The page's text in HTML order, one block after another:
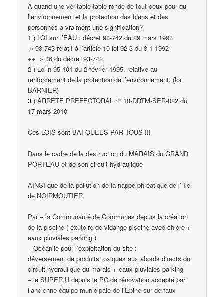
A quand une véritable table ronde de tout ceux pour qui
l’environnement et la protection des biens et des
personnes a vraiment une signification?
1 ) LOI sur l’EAU : décret 93-742 du 29 mars 1993
» 93-743 relatif à l’article 10-loi 92-3 du 3-1-1992
++ » 36 du décret 93-742
2 ) Loi n 95-101 du 2 février 1995. relative au
renforcement de la protection de l’environnement. (loi
BARNIER)
3 ) ARRETE PREFECTORAL n° 10-DDTM-SER-022 du
17 mars 2010
Ces LOIS sont BAFOUEES PAR TOUS !!!
Dans le cadre de la destruction du MARAIS du GRAND
PORTEAU et de son circuit hydraulique
AINSI que de la pollution de la nappe phréatique de l’ Ile
de NOIRMOUTIER
Par – la Communauté de Communes depuis la création
de la piscine ( éxutoire de vidange piscine avec chlore +
eaux pluviales parking )
– Océanile pour l’exploitation du site :
déversement de produits toxiques aux abords directs du
circuit hydraulique du marais + eaux pluviales parking
– le SUPER U depuis le PC de rénovation accepté par
l’ancienne équipe municipale de l’Epine sur de faux